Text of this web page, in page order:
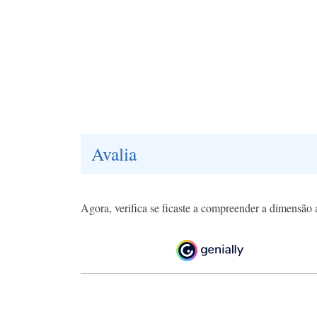
Avalia
Agora, verifica se ficaste a compreender a dimensão